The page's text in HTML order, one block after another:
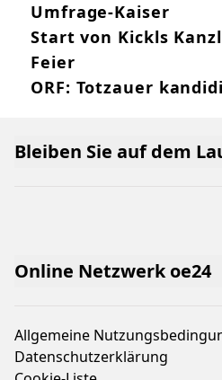
Umfrage-Kaiser
Start von Kickls
Feier
ORF: Totzauer
Online Netzwerk oe24
Allgemeine
Datenschutzerklärung
Bleiben Sie auf dem